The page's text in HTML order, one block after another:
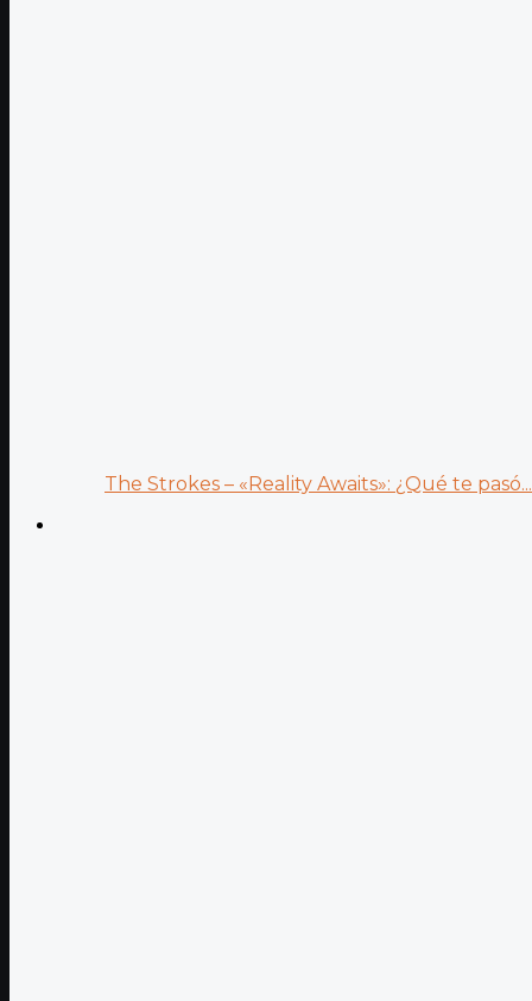
The Strokes – «Reality Awaits»: ¿Qué te pasó...